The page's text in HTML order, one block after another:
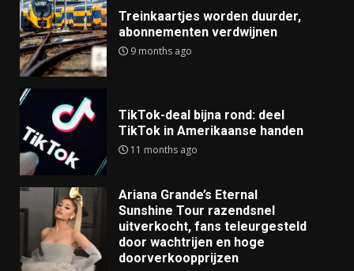
Treinkaartjes worden duurder,
abonnementen verdwijnen
9 months ago
TikTok-deal bijna rond: deel
TikTok in Amerikaanse handen
11 months ago
Ariana Grande’s Eternal
Sunshine Tour razendsnel
uitverkocht, fans teleurgesteld
door wachtrijen en hoge
doorverkoopprijzen